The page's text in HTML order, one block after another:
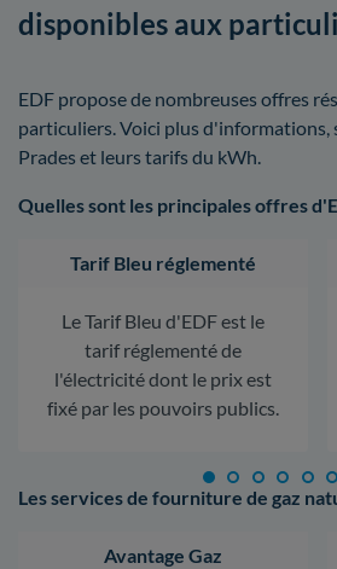
disponibles aux
EDF propose de nombreuses offres
particuliers. Voici plus d'informations,
Prades et leurs tarifs du kWh.
Quelles sont les principales offres
Tarif Bleu réglementé
Le Tarif Bleu d'EDF est le
tarif réglementé de
l'électricité dont le prix est
fixé par les pouvoirs publics.
Les services de fourniture de gaz
Avantage Gaz